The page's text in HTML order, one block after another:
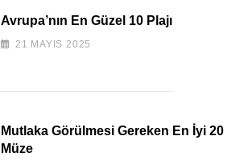
Avrupa’nın En Güzel 10 Plajı
21 MAYIS 2025
Mutlaka Görülmesi Gereken En İyi 20
Müze